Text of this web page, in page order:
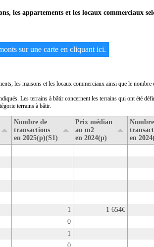
les appartements et les locaux commerciaux
sur une carte en cliquant ici.
les maisons et les locaux commerciaux ainsi que le
Les terrains à bâtir concernent les terrains qui ont été
terrains à bâtir.
Nombre de
transactions
en 2025(p)(S1)
Prix médian
au m2
en 2024(p)
en
1 1 654€
0
1
0